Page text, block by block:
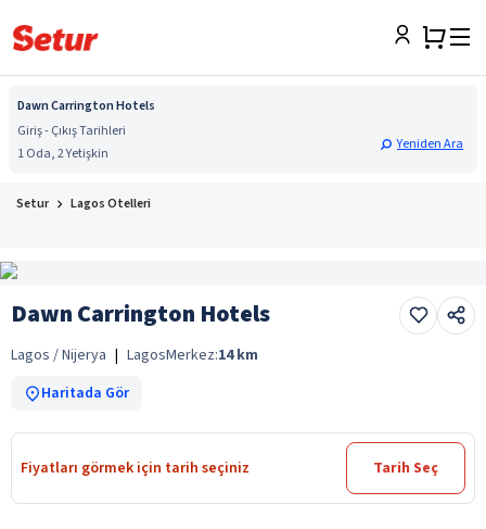
Dawn Carrington Hotels
Giriş - Çıkış Tarihleri
1 Oda, 2 Yetişkin
Yeniden Ara
Setur Lagos Otelleri
Dawn Carrington Hotels
Lagos / Nijerya | LagosMerkez:14 km
Haritada Gör
Fiyatları görmek için tarih seçiniz Tarih Seç